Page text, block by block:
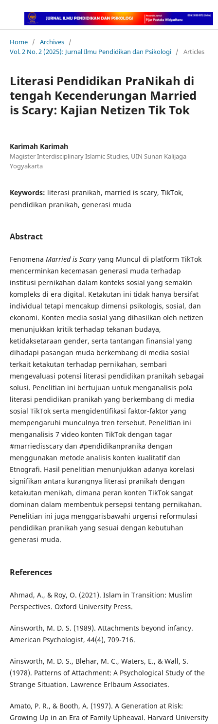
Home / Archives /
Vol. 2 No. 2 (2025): Jurnal Ilmu Pendidikan dan Psikologi / Articles
Literasi Pendidikan PraNikah di
tengah Kecenderungan Married
is Scary: Kajian Netizen Tik Tok
Karimah Karimah
Magister Interdisciplinary Islamic Studies, UIN Sunan Kalijaga
Yogyakarta
Keywords: literasi pranikah, married is scary, TikTok,
pendidikan pranikah, generasi muda
Abstract
Fenomena Married is Scaryyang Muncul di platform TikTok
mencerminkan kecemasan generasi muda terhadap
institusi pernikahan dalam konteks sosial yang semakin
kompleks di era digital. Ketakutan ini tidak hanya bersifat
individual tetapi mencakup dimensi psikologis, sosial, dan
ekonomi. Konten media sosial yang dihasilkan oleh netizen
menunjukkan kritik terhadap tekanan budaya,
ketidaksetaraan gender, serta tantangan finansial yang
dihadapi pasangan muda berkembang di media sosial
terkait ketakutan terhadap pernikahan, sembari
mengevaluasi potensi literasi pendidikan pranikah sebagai
solusi. Penelitian ini bertujuan untuk menganalisis pola
literasi pendidikan pranikah yang berkembang di media
sosial TikTok serta mengidentifikasi faktor-faktor yang
mempengaruhi munculnya tren tersebut. Penelitian ini
menganalisis 7 video konten TikTok dengan tagar
#marriedisscary dan #pendidikanpranika dengan
menggunakan metode analisis konten kualitatif dan
Etnografi. Hasil penelitian menunjukkan adanya korelasi
signifikan antara kurangnya literasi pranikah dengan
ketakutan menikah, dimana peran konten TikTok sangat
dominan dalam membentuk persepsi tentang pernikahan.
Penelitian ini juga menggarisbawahi urgensi reformulasi
pendidikan pranikah yang sesuai dengan kebutuhan
generasi muda.
References
Ahmad, A., & Roy, O. (2021). Islam in Transition: Muslim
Perspectives. Oxford University Press.
Ainsworth, M. D. S. (1989). Attachments beyond infancy.
American Psychologist, 44(4), 709-716.
Ainsworth, M. D. S., Blehar, M. C., Waters, E., & Wall, S.
(1978). Patterns of Attachment: A Psychological Study of the
Strange Situation. Lawrence Erlbaum Associates.
Amato, P. R., & Booth, A. (1997). A Generation at Risk:
Growing Up in an Era of Family Upheaval. Harvard University